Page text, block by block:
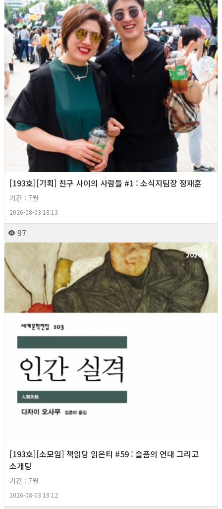
[193호][기획] 친구 사이의 사람들 #1 : 소식지팀장 정재훈
기간 : 7월
2026-08-03 18:13
97
2026년
[193호][소모임] 책읽당 읽은티 #59 : 슬픔의 연대 그리고
소개팅
기간 : 7월
2026-08-03 18:12